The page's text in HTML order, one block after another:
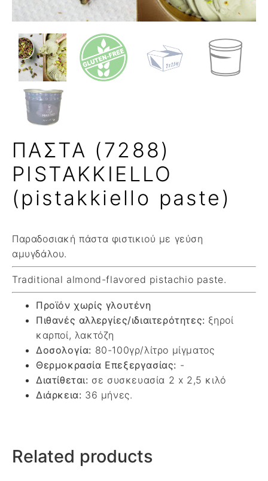
ΠΑΣΤΑ (7288)
PISTAKKIELLO
(pistakkiello paste)
Παραδοσιακή πάστα φιστικιού με γεύση
αμυγδάλου.
Traditional almond-flavored pistachio paste.
Προϊόν χωρίς γλουτένη
Πιθανές αλλεργίες/ιδιαιτερότητες: ξηροί
καρποί, λακτόζη
Δοσολογία: 80-100γρ/λίτρο μίγματος
Θερμοκρασία Επεξεργασίας: -
Διατίθεται: σε συσκευασία 2 x 2,5 κιλό
Διάρκεια: 36 μήνες.
Related products